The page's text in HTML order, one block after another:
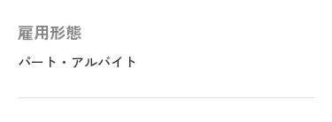
雇用形態
パート・アルバイト